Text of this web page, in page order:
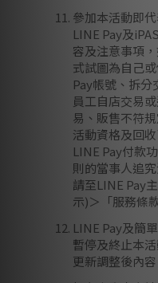
參加本活動即
LINE Pay及
容及注意事項
式試圖為自己
Pay帳號、拆
員工自店交易
易、販售不符
活動資格及回
LINE Pay付款
則的當事人追
請至LINE Pay
示)＞「服務條
LINE Pay及簡
暫停及終止本
更新調整後內